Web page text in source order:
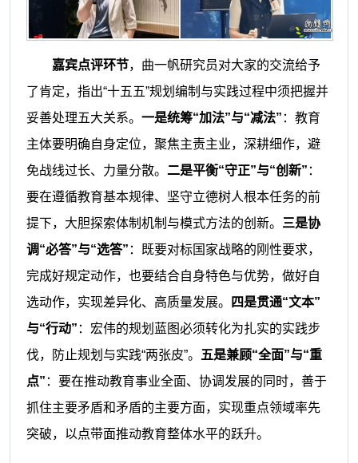
嘉宾点评环节，曲一帆研究员对大家的交流给予
了肯定，指出“十五五”规划编制与实践过程中须把握并
妥善处理五大关系。 一是统筹“加法”与“减法” ：教育
主体要明确自身定位，聚焦主责主业，深耕细作，避
免战线过长、力量分散。 二是平衡“守正”与“创新” ：
要在遵循教育基本规律、坚守立德树人根本任务的前
提下，大胆探索体制机制与模式方法的创新。 三是协
调“必答”与“选答” ：既要对标国家战略的刚性要求，
完成好规定动作，也要结合自身特色与优势，做好自
选动作，实现差异化、高质量发展。
四是贯通“文本”
与“行动” ：宏伟的规划蓝图必须转化为扎实的实践步
伐，防止规划与实践“两张皮”。
五是兼顾“全面”与“重
点” ：要在推动教育事业全面、协调发展的同时，善于
抓住主要矛盾和矛盾的主要方面，实现重点领域率先
突破，以点带面推动教育整体水平的跃升。